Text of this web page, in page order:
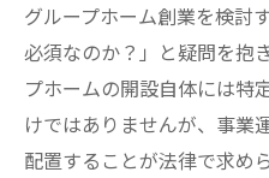
グループホーム創業を検討
必須なのか？」と疑問を抱
プホームの開設自体には特
けではありませんが、事業
配置することが法律で求め